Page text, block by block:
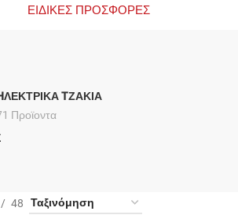
ΕΙΔΙΚΕΣ ΠΡΟΣΦΟΡΕΣ
TΖΑΚΙΑ
Προϊοντα
48